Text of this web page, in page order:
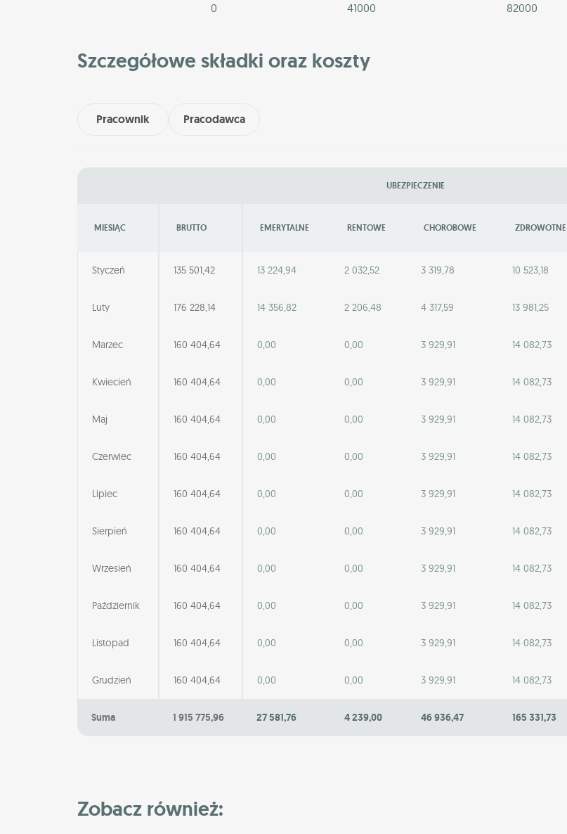
0 41000 82000
Szczegółowe składki oraz koszty
Pracownik Pracodawca
UBEZPIECZENIE
MIESIĄC BRUTTO EMERYTALNE RENTOWE CHOROBOWE ZDROWOTNE
Styczeń 135 501,42 13 224,94 2 032,52 3 319,78 10 523,18
Luty 176 228,14 14 356,82 2 206,48 4 317,59 13 981,25
Marzec 160 404,64 0,00 0,00 3 929,91 14 082,73
Kwiecień 160 404,64 0,00 0,00 3 929,91 14 082,73
Maj 160 404,64 0,00 0,00 3 929,91 14 082,73
Czerwiec 160 404,64 0,00 0,00 3 929,91 14 082,73
Lipiec 160 404,64 0,00 0,00 3 929,91 14 082,73
Sierpień 160 404,64 0,00 0,00 3 929,91 14 082,73
Wrzesień 160 404,64 0,00 0,00 3 929,91 14 082,73
Październik 160 404,64 0,00 0,00 3 929,91 14 082,73
Listopad 160 404,64 0,00 0,00 3 929,91 14 082,73
Grudzień 160 404,64 0,00 0,00 3 929,91 14 082,73
Suma 1 915 775,96 27 581,76 4 239,00 46 936,47 165 331,73
Zobacz również: